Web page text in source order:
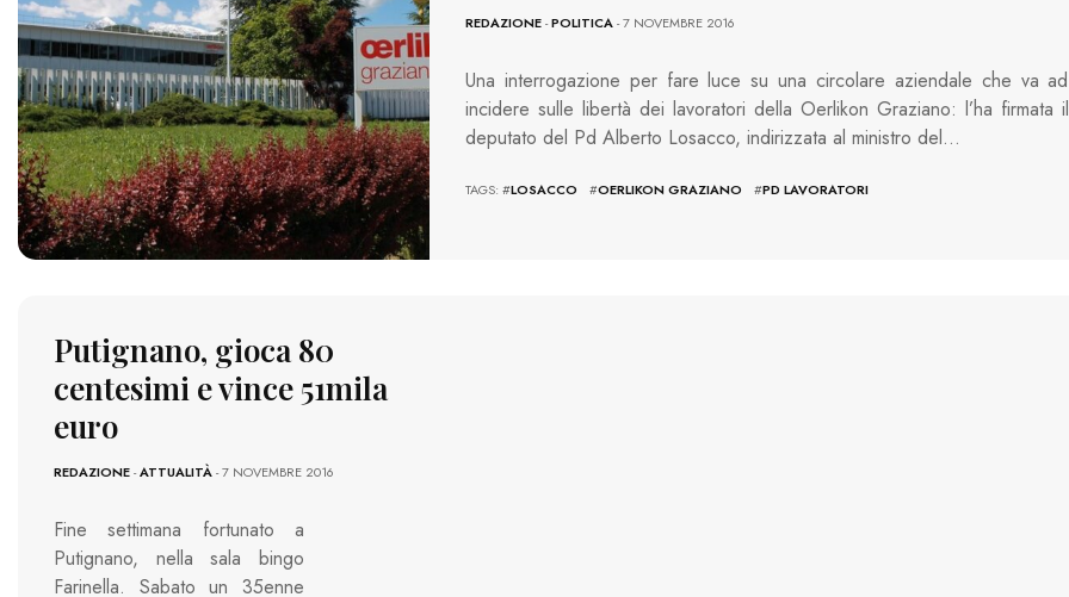
REDAZIONE-POLITICA- 7 NOVEMBRE 2016
Una interrogazione per fare luce su una circolare aziendale che va ad
incidere sulle libertà dei lavoratori della Oerlikon Graziano: l’ha firmata il
deputato del Pd Alberto Losacco, indirizzata al ministro del…
TAGS: #LOSACCO #OERLIKON GRAZIANO #PD LAVORATORI
Putignano, gioca 80
centesimi e vince 51mila
euro
REDAZIONE-ATTUALITÀ- 7 NOVEMBRE 2016
Fine settimana fortunato a
Putignano, nella sala bingo
Farinella. Sabato un 35enne